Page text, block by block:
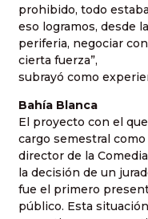
prohibido, todo
eso logramos, desde la
periferia, negociar
cierta fuerza”,
subrayó como
Bahía Blanca
El proyecto con el
cargo semestral como
director de la
la decisión de un
fue el primero
público. Esta situación